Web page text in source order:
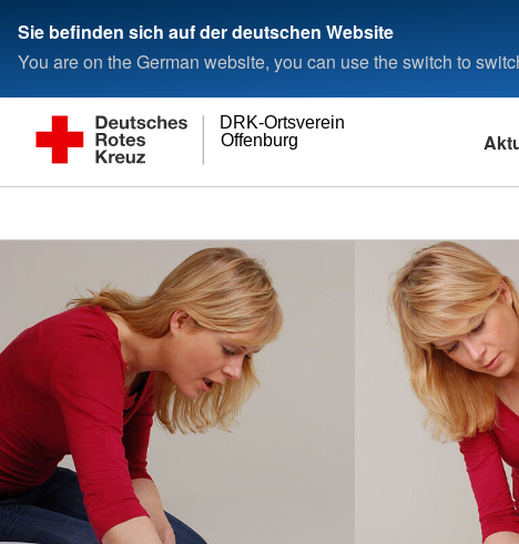
Sie befinden sich auf der deutschen Website
You are on the German website, you can use the switch to
Offenburg
DRK-Ortsverein